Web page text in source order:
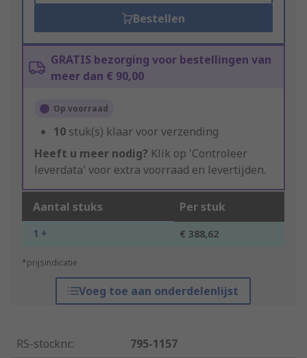
Bestellen
GRATIS bezorging voor bestellingen van
meer dan € 90,00
Op voorraad
10 stuk(s) klaar voor verzending
Heeft u meer nodig? Klik op 'Controleer
leverdata' voor extra voorraad en levertijden.
Aantal stuks Per stuk
1 + € 388,62
*prijsindicatie
Voeg toe aan onderdelenlijst
RS-stocknr.:
795-1157